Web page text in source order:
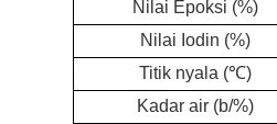
Nilai Epoksi (%)
Nilai Iodin (%)
Titik nyala (℃)
Kadar air (b/%)